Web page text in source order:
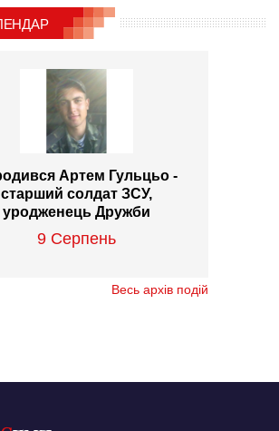
Артем Гульцьо -
старший солдат ЗСУ,
уродженець Дружби
9 Серпень
Весь архів подій